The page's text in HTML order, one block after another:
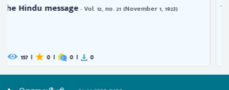
The Hindu message- Vol. 12, no. 5 (June 7, 1923)
170 | 0 0 |